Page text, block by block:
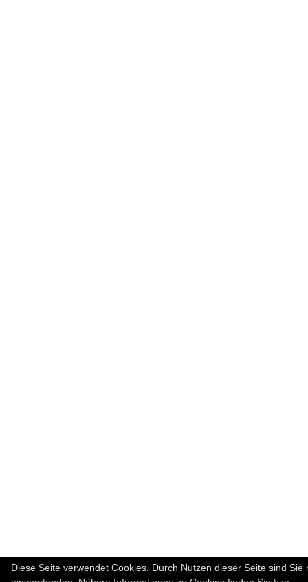
Diese Seite verwendet Cookies. Durch Nutzen dieser Seite sind